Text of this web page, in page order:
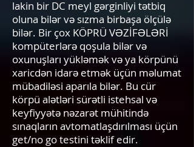
lakin bir DC meyl gərginliyi tətbiq
oluna bilər və sızma birbaşa ölçülə
bilər. Bir çox KÖPRÜ VƏZİFƏLƏRİ
kompüterlərə qoşula bilər və
oxunuşları yükləmək və ya körpünü
xaricdən idarə etmək üçün məlumat
mübadiləsi aparıla bilər. Bu cür
körpü alətləri sürətli istehsal və
keyfiyyətə nəzarət mühitində
sınaqların avtomatlaşdırılması üçün
get/no go testini təklif edir.